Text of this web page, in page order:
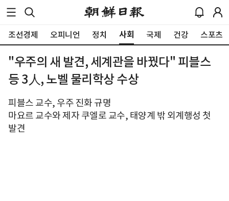
조선경제 오피니언 정치 사회 국제 건강 스포츠
"우주의 새 발견, 세계관을 바꿨다" 피블스
등 3人, 노벨 물리학상 수상
피블스 교수, 우주 진화 규명
마요르 교수와 제자 쿠엘로 교수, 태양계 밖 외계행성 첫
발견